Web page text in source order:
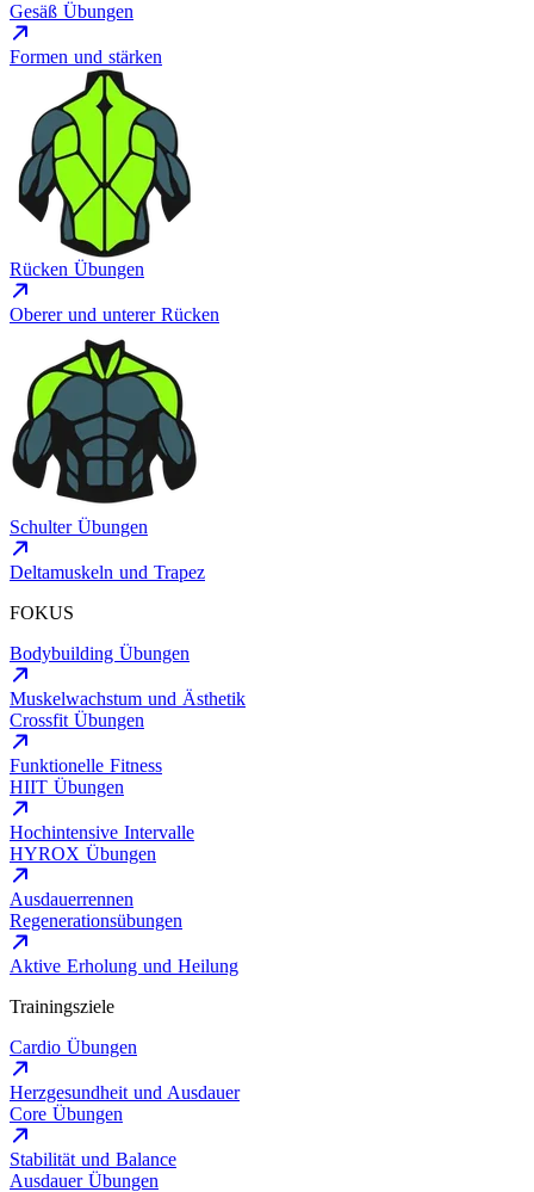
Gesäß Übungen
Formen und stärken
Rücken Übungen
Oberer und unterer Rücken
Schulter Übungen
Deltamuskeln und Trapez
FOKUS
Bodybuilding Übungen
Muskelwachstum und Ästhetik
Crossfit Übungen
Funktionelle Fitness
HIIT Übungen
Hochintensive Intervalle
HYROX Übungen
Ausdauerrennen
Regenerationsübungen
Aktive Erholung und Heilung
Trainingsziele
Cardio Übungen
Herzgesundheit und Ausdauer
Core Übungen
Stabilität und Balance
Ausdauer Übungen